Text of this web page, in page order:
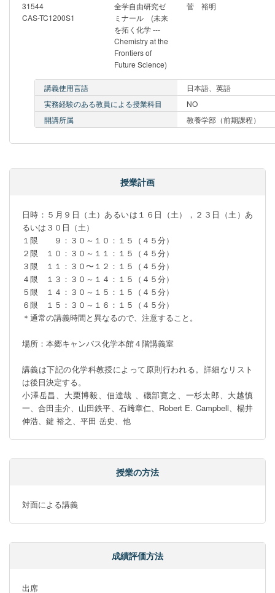
31544
CAS-TC1200S1
全学自由研究ゼ
ミナール (未来
を拓く化学 ---
Chemistry at the
Frontiers of
Future Science)
菅 裕明
講義使用言語
日本語、英語
実務経験のある教員による授業科目
NO
開講所属
教養学部（前期課程）
授業計画
日時：５月９日（土）あるいは１６日（土），２３日（土）あ
るいは３０日（土）
１限　　９：３０～１０：１５（４５分）
２限　１０：３０～１１：１５（４５分）
３限　１１：３０〜１２：１５（４５分）
４限　１３：３０～１４：１５（４５分）
５限　１４：３０～１５：１５（４５分）
６限　１５：３０～１６：１５（４５分）
＊通常の講義時間と異なるので、注意すること。
場所：本郷キャンバス化学本館４階講義室
講義は下記の化学科教授によって原則行われる。詳細なリスト
は後日決定する。
小澤岳昌、大栗博毅、佃達哉 、磯部寛之、一杉太郎、大越慎
一、合田圭介、山田鉄平、石﨑章仁、Robert E. Campbell、楊井
伸浩、鍵 裕之、平田 岳史、他
授業の方法
対面による講義
成績評価方法
出席